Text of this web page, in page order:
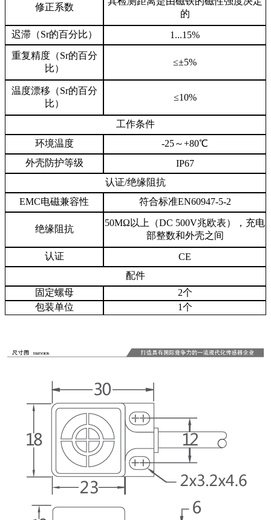
修正系数
的
迟滞（Sr的百分比）
1...15%
重复精度（Sr的百分
比）
≤±5%
温度漂移（Sr的百分
比）
≤10%
工作条件
环境温度
-25～+80℃
外壳防护等级
IP67
认证/绝缘阻抗
EMC电磁兼容性
符合标准EN60947-5-2
绝缘阻抗
50MΩ以上（DC 500V兆欧表），充电
部整数和外壳之间
认证
CE
配件
固定螺母
2个
包装单位
1个